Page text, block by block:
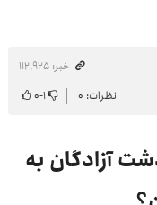
خبر: ۱۱۲٬۹۲۵
نظرات: ۰ ۱-۰
آزادگان به